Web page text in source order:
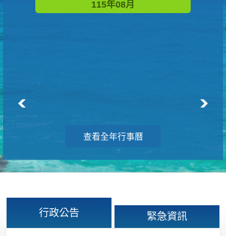
115年08月
查看全年行事曆
行政公告 緊急資訊